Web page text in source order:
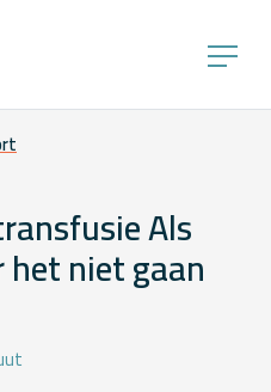
Als
niet gaan